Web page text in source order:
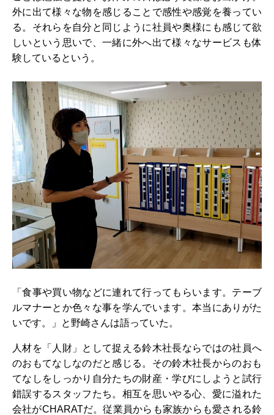
外に出て様々な物を感じることで感性や感覚を養ってい
る。それらを自分と同じように社員や奥様にも感じて欲
しいという思いで、一緒に外へ出て様々なサービスも体
験しているという。
「食事や買い物などに連れて行ってもらいます。テーブ
ルマナーとか色々な事を学んでいます。本当にありがた
いです。」と野崎さんは語っていた。
人材を「人財」として捉える鈴木社長ならではの社員へ
のおもてなしなのだと感じる。その鈴木社長からのおも
てなしをしっかり自分たちの財産・学びにしようと試行
錯誤するスタッフたち。相互を思いやる心、愛に溢れた
会社がCHARATだ。従業員からも家族からも愛される鈴